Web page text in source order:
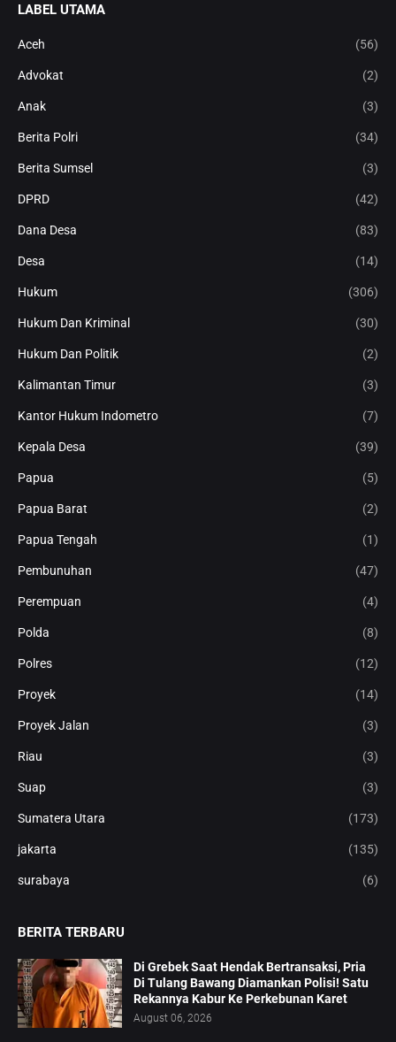
LABEL UTAMA
Aceh (56)
Advokat (2)
Anak (3)
Berita Polri (34)
Berita Sumsel (3)
DPRD (42)
Dana Desa (83)
Desa (14)
Hukum (306)
Hukum Dan Kriminal (30)
Hukum Dan Politik (2)
Kalimantan Timur (3)
Kantor Hukum Indometro (7)
Kepala Desa (39)
Papua (5)
Papua Barat (2)
Papua Tengah (1)
Pembunuhan (47)
Perempuan (4)
Polda (8)
Polres (12)
Proyek (14)
Proyek Jalan (3)
Riau (3)
Suap (3)
Sumatera Utara (173)
jakarta (135)
surabaya (6)
BERITA TERBARU
Di Grebek Saat Hendak Bertransaksi, Pria
Di Tulang Bawang Diamankan Polisi! Satu
Rekannya Kabur Ke Perkebunan Karet
August 06, 2026